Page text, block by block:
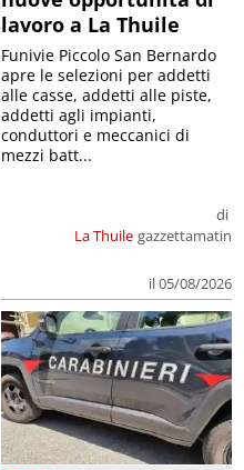
lavoro a La Thuile
La Thuile
di
gazzettamatin
il 05/08/2026
Funivie Piccolo San Bernardo
apre le selezioni per addetti
alle casse, addetti alle piste,
addetti agli impianti,
conduttori e meccanici di
mezzi batt...